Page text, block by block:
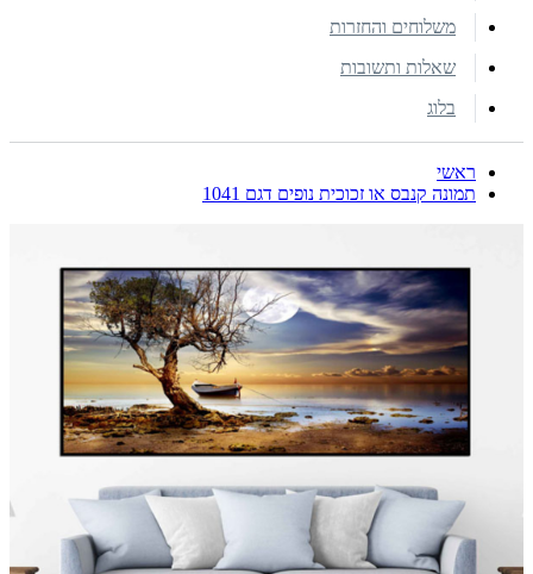
משלוחים והחזרות
שאלות ותשובות
בלוג
ראשי
תמונה קנבס או זכוכית נופים דגם 1041